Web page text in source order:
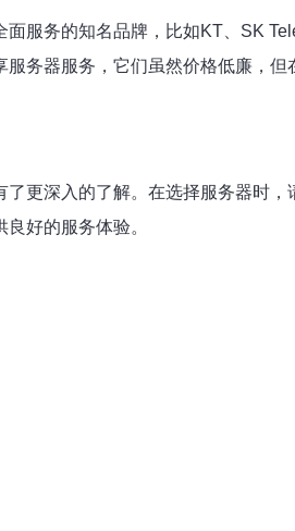
服务的知名品牌，比如KT、SK
务器服务，它们虽然价格低廉，
了更深入的了解。在选择服务器时
好的服务体验。